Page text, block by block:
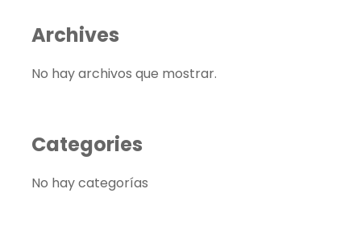
Archives
No hay archivos que mostrar.
Categories
No hay categorías